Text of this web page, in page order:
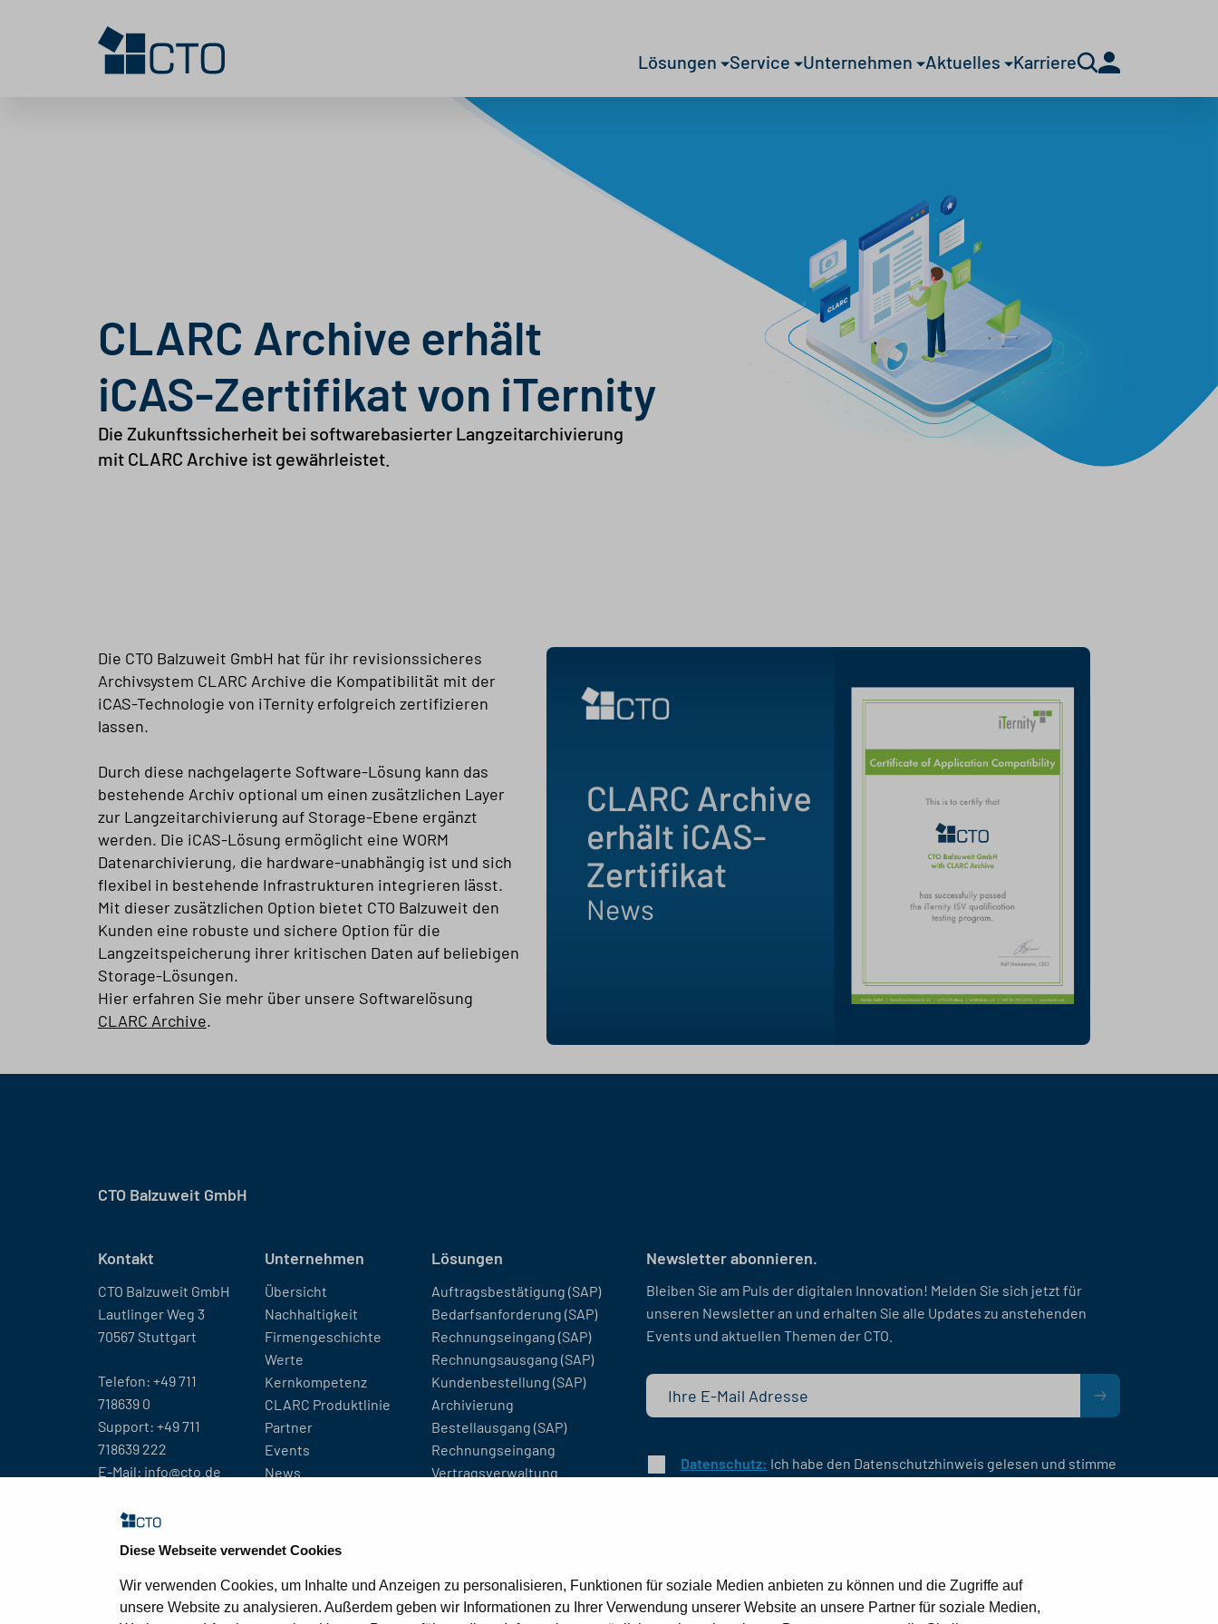
Diese Webseite verwendet Cookies
Wir verwenden Cookies, um Inhalte und Anzeigen zu personalisieren, Funktionen für soziale Medien anbieten zu können und die Zugriffe auf
unsere Website zu analysieren. Außerdem geben wir Informationen zu Ihrer Verwendung unserer Website an unsere Partner für soziale Medien,
Lösungen Service Unternehmen Aktuelles Karriere
CLARC Archive erhält
iCAS-Zertifikat von iTernity
Die Zukunftssicherheit bei softwarebasierter Langzeitarchivierung
mit CLARC Archive ist gewährleistet.
Die CTO Balzuweit GmbH hat für ihr revisionssicheres
Archivsystem CLARC Archive die Kompatibilität mit der
iCAS-Technologie von iTernity erfolgreich zertifizieren
lassen.
Durch diese nachgelagerte Software-Lösung kann das
bestehende Archiv optional um einen zusätzlichen Layer
zur Langzeitarchivierung auf Storage-Ebene ergänzt
werden. Die iCAS-Lösung ermöglicht eine WORM
Datenarchivierung, die hardware-unabhängig ist und sich
flexibel in bestehende Infrastrukturen integrieren lässt.
Mit dieser zusätzlichen Option bietet CTO Balzuweit den
Kunden eine robuste und sichere Option für die
Langzeitspeicherung ihrer kritischen Daten auf beliebigen
Storage-Lösungen.
Hier erfahren Sie mehr über unsere Softwarelösung
CLARC Archive.
CTO Balzuweit GmbH
Kontakt
CTO Balzuweit GmbH
Lautlinger Weg 3
70567 Stuttgart
Telefon: +49 711
718639 0
Support: +49 711
718639 222
E-Mail: info@cto.de
Unternehmen
Übersicht
Nachhaltigkeit
Firmengeschichte
Werte
Kernkompetenz
CLARC Produktlinie
Partner
Events
News
Lösungen
Auftragsbestätigung (SAP)
Bedarfsanforderung (SAP)
Rechnungseingang (SAP)
Rechnungsausgang (SAP)
Kundenbestellung (SAP)
Archivierung
Bestellausgang (SAP)
Rechnungseingang
Vertragsverwaltung
Digitale Poststelle
Archivierung (SAP)
Newsletter abonnieren.
Bleiben Sie am Puls der digitalen Innovation! Melden Sie sich jetzt für
unseren Newsletter an und erhalten Sie alle Updates zu anstehenden
Events und aktuellen Themen der CTO.
Datenschutz: Ich habe den Datenschutzhinweis gelesen und stimme